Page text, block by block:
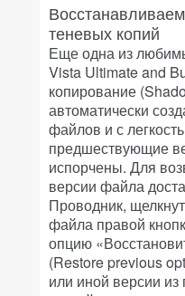
теневых копий
Еще одна из
Vista Ultimate and
копирование
автоматически
файлов и с
предшествующие
испорчены. Для
версии файла
Проводник,
файла правой
опцию
(Restore previous
или иной версии